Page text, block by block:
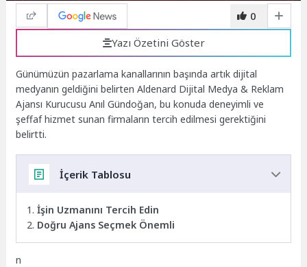
0
Yazı Özetini Göster
Günümüzün pazarlama kanallarının başında artık dijital
medyanın geldiğini belirten Aldenard Dijital Medya & Reklam
Ajansı Kurucusu Anıl Gündoğan, bu konuda deneyimli ve
şeffaf hizmet sunan firmaların tercih edilmesi gerektiğini
belirtti.
İçerik Tablosu
İşin Uzmanını Tercih Edin
Doğru Ajans Seçmek Önemli
n